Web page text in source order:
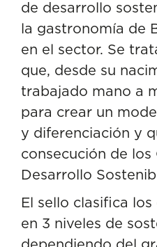
de desarrollo
la gastronomía de
en el sector. Se
que, desde su
trabajado mano a
para crear un
y diferenciación y
consecución de
Desarrollo
El sello clasifica
en 3 niveles de